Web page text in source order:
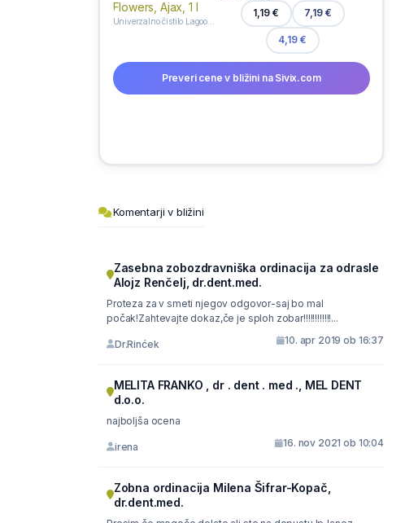
1,19 € 7,19 €
4,19 €
Preveri cene v bližini na Sivix.com
Komentarji v bližini
Zasebna zobozdravniška ordinacija za odrasle
Alojz Renčelj, dr.dent.med.
Proteza za v smeti njegov odgovor-saj bo mal
počak!Zahtevajte dokaz,če je sploh zobar!!!!!!!!!!!!...
Dr.Rinćek 10. apr 2019 ob 16:37
MELITA FRANKO , dr . dent . med ., MEL DENT
d.o.o.
najboljša ocena
irena 16. nov 2021 ob 10:04
Zobna ordinacija Milena Šifrar-Kopač,
dr.dent.med.